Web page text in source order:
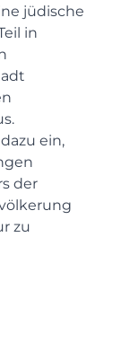
jüdische
in
ein,
der
zu